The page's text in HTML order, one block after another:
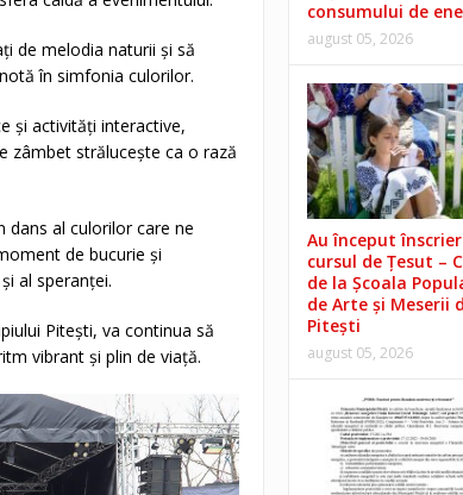
de melodia naturii și să
în simfonia culorilor.
și activități interactive,
zâmbet strălucește ca o rază
dans al culorilor care ne
de bucurie și
al speranței.
Pitești, va continua să
vibrant și plin de viață.
consumului de
august 05, 2026
Au început
cursul de Țesut –
de la Școala
de Arte și Meserii
Pitești
august 05, 2026